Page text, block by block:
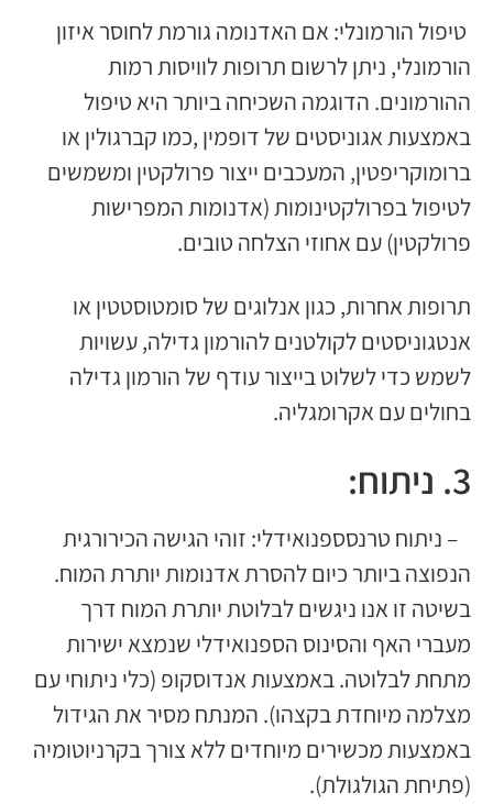
טיפול הורמונלי: אם האדנומה גורמת לחוסר איזון
הורמונלי, ניתן לרשום תרופות לוויסות רמות
ההורמונים. הדוגמה השכיחה ביותר היא טיפול
באמצעות אגוניסטים של דופמין ,כמו קברגולין או
ברומוקריפטין, המעכבים ייצור פרולקטין ומשמשים
לטיפול בפרולקטינומות (אדנומות המפרישות
פרולקטין) עם אחוזי הצלחה טובים.
תרופות אחרות, כגון אנלוגים של סומטוסטטין או
אנטגוניסטים לקולטנים להורמון גדילה, עשויות
לשמש כדי לשלוט בייצור עודף של הורמון גדילה
בחולים עם אקרומגליה.
3. ניתוח:
– ניתוח טרנסספנואידלי: זוהי הגישה הכירורגית
הנפוצה ביותר כיום להסרת אדנומות יותרת המוח.
בשיטה זו אנו ניגשים לבלוטת יותרת המוח דרך
מעברי האף והסינוס הספנואידלי שנמצא ישירות
מתחת לבלוטה. באמצעות אנדוסקופ (כלי ניתוחי עם
מצלמה מיוחדת בקצהו). המנתח מסיר את הגידול
באמצעות מכשירים מיוחדים ללא צורך בקרניוטומיה
(פתיחת הגולגולת).